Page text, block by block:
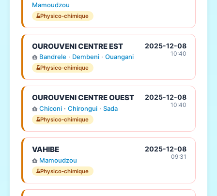
Mamoudzou
Physico-chimique
OUROUVENI CENTRE EST
Bandrele · Dembeni· Ouangani
Physico-chimique
2025-12-08
10:40
OUROUVENI CENTRE OUEST
Chiconi· Chirongui· Sada
Physico-chimique
2025-12-08
10:40
VAHIBE
Mamoudzou
Physico-chimique
2025-12-08
09:31